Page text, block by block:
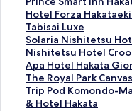
r
i
n
c
e
S
m
a
Hotel Forza
H
o
t
e
l
F
o
r
Tabisai Luxe
T
a
b
i
s
a
i
Solaria Nishitetsu
S
o
l
a
r
i
Nishitetsu Hotel
N
i
s
h
i
Apa Hotel Hakata
A
p
a
H
The Royal Park
T
h
e
Trip Pod Komondo-
T
r& Hotel Hakata
&